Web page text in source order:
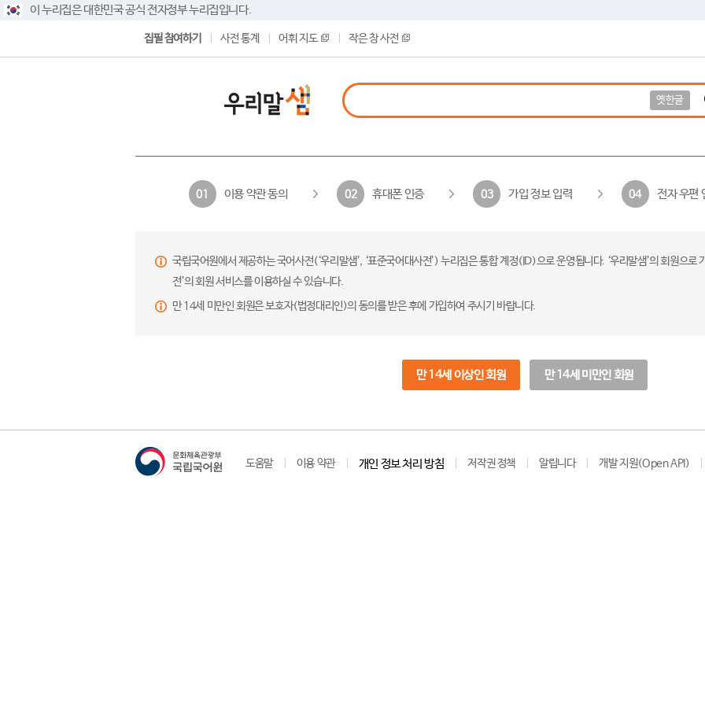
이 누리집은 대한민국 공식 전자정부 누리집입니다.
집필 참여하기 사전 통계 어휘 지도 작은 창 사전
옛한글
01 이용 약관 동의 02 휴대폰 인증 03 가입 정보 입력 04 전자 우편
국립국어원에서 제공하는 국어사전(‘우리말샘’, ‘표준국어대사전’) 누리집은 통합 계정(ID)으로 운영됩니다. ‘우리말샘’의 회원으
전’의 회원 서비스를 이용하실 수 있습니다.
만 14세 미만인 회원은 보호자(법정대리인)의 동의를 받은 후에 가입하여 주시기 바랍니다.
만 14세 이상인 회원 만 14세 미만인 회원
도움말 이용 약관 개인 정보 처리 방침 저작권 정책 알립니다 개발 지원(Open API)